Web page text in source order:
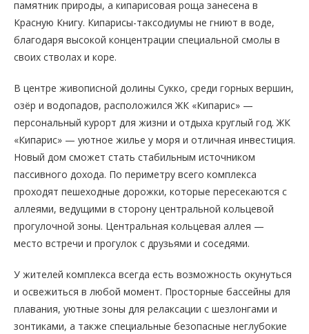
памятник природы, а кипарисовая роща занесена в
Красную Книгу. Кипарисы-таксодиумы не гниют в воде,
благодаря высокой концентрации специальной смолы в
своих стволах и коре.
В центре живописной долины Сукко, среди горных вершин,
озёр и водопадов, расположился ЖК «Кипарис» —
персональный курорт для жизни и отдыха круглый год. ЖК
«Кипарис» — уютное жилье у моря и отличная инвестиция.
Новый дом сможет стать стабильным источником
пассивного дохода. По периметру всего комплекса
проходят пешеходные дорожки, которые пересекаются с
аллеями, ведущими в сторону центральной кольцевой
прогулочной зоны. Центральная кольцевая аллея —
место встречи и прогулок с друзьями и соседями.
У жителей комплекса всегда есть возможность окунуться
и освежиться в любой момент. Просторные бассейны для
плавания, уютные зоны для релаксации с шезлонгами и
зонтиками, а также специальные безопасные неглубокие